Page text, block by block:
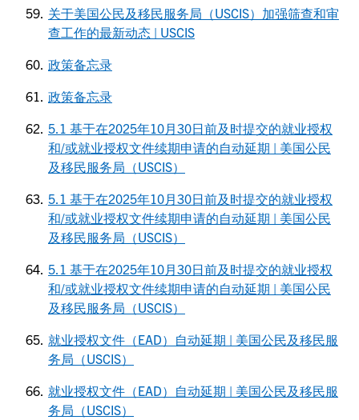
关于美国公民及移民服务局（USCIS）加强筛查和审
查工作的最新动态 | USCIS
政策备忘录
政策备忘录
5.1 基于在2025年10月30日前及时提交的就业授权
和/或就业授权文件续期申请的自动延期 | 美国公民
及移民服务局（USCIS）
5.1 基于在2025年10月30日前及时提交的就业授权
和/或就业授权文件续期申请的自动延期 | 美国公民
及移民服务局（USCIS）
5.1 基于在2025年10月30日前及时提交的就业授权
和/或就业授权文件续期申请的自动延期 | 美国公民
及移民服务局（USCIS）
就业授权文件（EAD）自动延期 | 美国公民及移民服
务局（USCIS）
就业授权文件（EAD）自动延期 | 美国公民及移民服
务局（USCIS）